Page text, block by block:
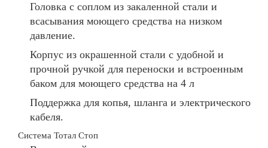
Головка с соплом из закаленной стали и
всасывания моющего средства на низком
давление.
Корпус из окрашенной стали с удобной и
прочной ручкой для переноски и встроенным
баком для моющего средства на 4 л
Поддержка для копья, шланга и электрического
кабеля.
Система Тотал Стоп